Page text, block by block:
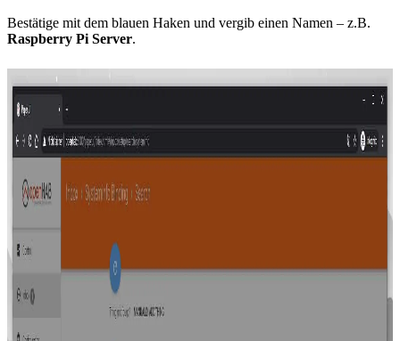
Bestätige mit dem blauen Haken und vergib einen Namen – z.B.
Raspberry Pi Server.